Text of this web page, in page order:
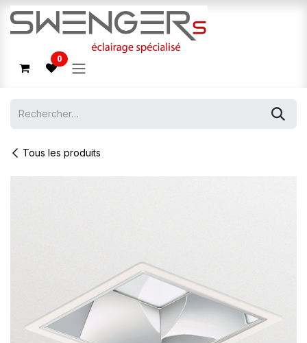
Se rendre au contenu
0
Tous les produits